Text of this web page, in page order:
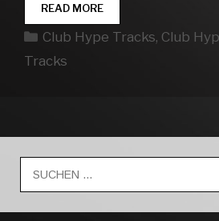
READ MORECLUB
HYPE
TRACKS
Kategorien
Club Hype Tracks, Club
Tracks
nach: